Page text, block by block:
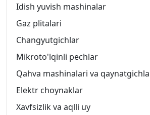
Idish yuvish mashinalar
Gaz plitalari
Changyutgichlar
Mikroto'lqinli pechlar
Qahva mashinalari va
Elektr choynaklar
Xavfsizlik va aqlli uy